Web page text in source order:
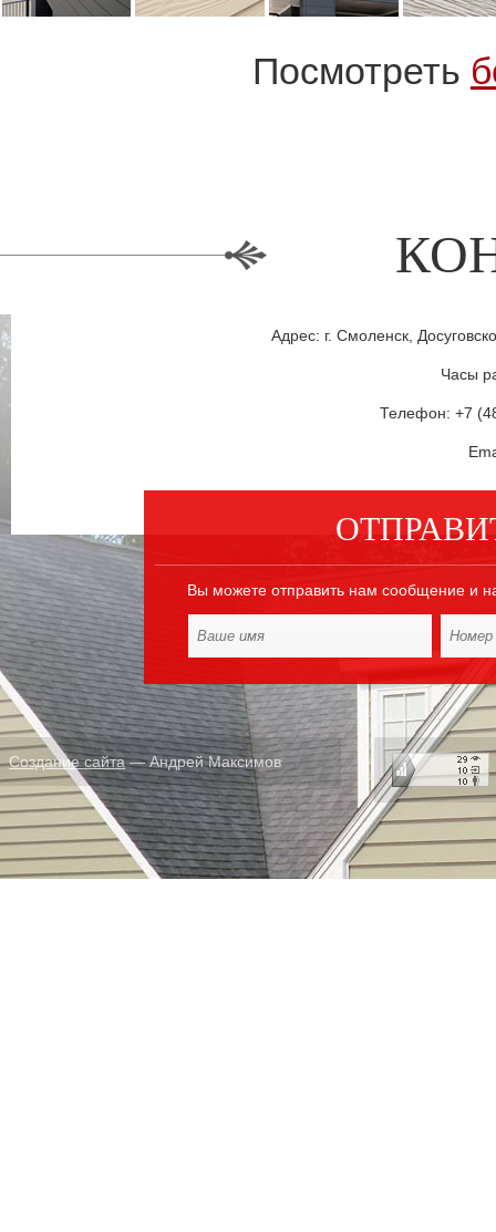
Посмотреть
Адрес: г. Смоленск,
Часы
Телефон: +7
Вы можете отправить нам сообщение и
Создание сайта— Андрей Максимов